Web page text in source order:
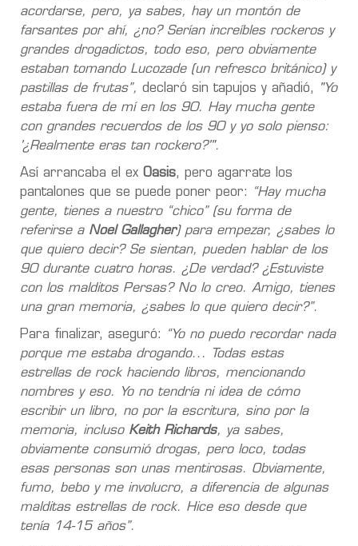
acordarse, pero, ya sabes, hay un montón de
farsantes por ahí, ¿no? Serían increíbles rockeros y
grandes drogadictos, todo eso, pero obviamente
estaban tomando Lucozade (un refresco británico) y
pastillas de frutas”, declaró sin tapujos y añadió,
"Yo
estaba fuera de mí en los 90. Hay mucha gente
con grandes recuerdos de los 90 y yo solo pienso:
'¿Realmente eras tan rockero?'".
Así arrancaba el ex Oasis, pero agarrate los
pantalones que se puede poner peor:
“Hay mucha
gente, tienes a nuestro “chico” (su forma de
referirse a Noel Gallagher) para empezar, ¿sabes lo
que quiero decir? Se sientan, pueden hablar de los
90 durante cuatro horas. ¿De verdad? ¿Estuviste
con los malditos Persas? No lo creo. Amigo, tienes
una gran memoria, ¿sabes lo que quiero decir?”.
Para finalizar, aseguró:
“Yo no puedo recordar nada
porque me estaba drogando... Todas estas
estrellas de rock haciendo libros, mencionando
nombres y eso. Yo no tendría ni idea de cómo
escribir un libro, no por la escritura, sino por la
memoria, incluso Keith Richards, ya sabes,
obviamente consumió drogas, pero loco, todas
esas personas son unas mentirosas. Obviamente,
fumo, bebo y me involucro, a diferencia de algunas
malditas estrellas de rock. Hice eso desde que
tenía 14-15 años”.